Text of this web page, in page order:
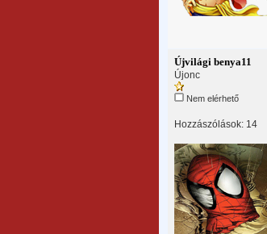
Újvilági benya11
Újonc
Nem elérhető
Hozzászólások: 14